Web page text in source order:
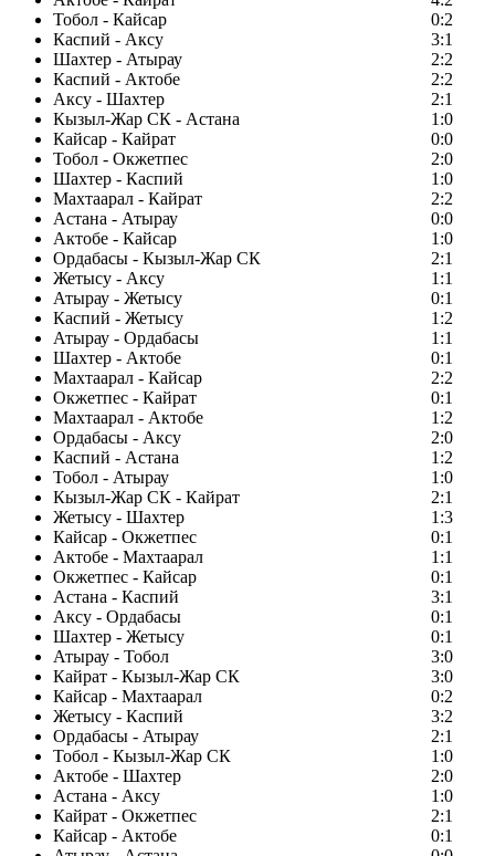
Тобол - Кайсар
0:2
Каспий - Аксу
3:1
Шахтер - Атырау
2:2
Каспий - Актобе
2:2
Аксу - Шахтер
2:1
Кызыл-Жар СК - Астана
1:0
Кайсар - Кайрат
0:0
Тобол - Окжетпес
2:0
Шахтер - Каспий
1:0
Махтаарал - Кайрат
2:2
Астана - Атырау
0:0
Актобе - Кайсар
1:0
Ордабасы - Кызыл-Жар СК
2:1
Жетысу - Аксу
1:1
Атырау - Жетысу
0:1
Каспий - Жетысу
1:2
Атырау - Ордабасы
1:1
Шахтер - Актобе
0:1
Махтаарал - Кайсар
2:2
Окжетпес - Кайрат
0:1
Махтаарал - Актобе
1:2
Ордабасы - Аксу
2:0
Каспий - Астана
1:2
Тобол - Атырау
1:0
Кызыл-Жар СК - Кайрат
2:1
Жетысу - Шахтер
1:3
Кайсар - Окжетпес
0:1
Актобе - Махтаарал
1:1
Окжетпес - Кайсар
0:1
Астана - Каспий
3:1
Аксу - Ордабасы
0:1
Шахтер - Жетысу
0:1
Атырау - Тобол
3:0
Кайрат - Кызыл-Жар СК
3:0
Кайсар - Махтаарал
0:2
Жетысу - Каспий
3:2
Ордабасы - Атырау
2:1
Тобол - Кызыл-Жар СК
1:0
Актобе - Шахтер
2:0
Астана - Аксу
1:0
Кайрат - Окжетпес
2:1
Кайсар - Актобе
0:1